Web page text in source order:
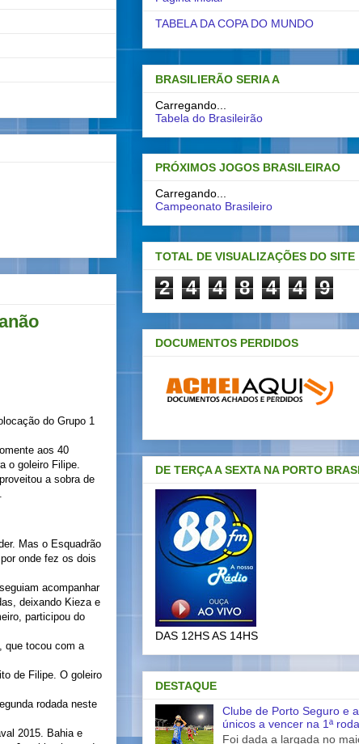
do Grupo 1
aos 40
o goleiro Filipe.
a sobra de
Mas o Esquadrão
onde fez os dois
acompanhar
deixando Kieza e
participou do
que tocou com a
de Filipe. O goleiro
rodada neste
2015. Bahia e
TABELA DA COPA DO MUNDO
BRASILIERÃO SERIA A
Carregando...
Tabela do Brasileirão
PRÓXIMOS JOGOS BRASILEIRAO
Carregando...
Campeonato Brasileiro
TOTAL DE VISUALIZAÇÕES DO SITE
2 4 4 8 4 4 9
DOCUMENTOS PERDIDOS
DE TERÇA A SEXTA NA PORTO
DAS 12HS AS 14HS
DESTAQUE
Clube de Porto Seguro e
únicos a vencer na 1ª
Foi dada a largada no